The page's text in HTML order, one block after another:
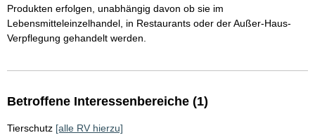
Produkten erfolgen, unabhängig davon ob sie im
Lebensmitteleinzelhandel, in Restaurants oder der Außer-Haus-
Verpflegung gehandelt werden.
Betroffene Interessenbereiche (1)
Tierschutz [alle RV hierzu]